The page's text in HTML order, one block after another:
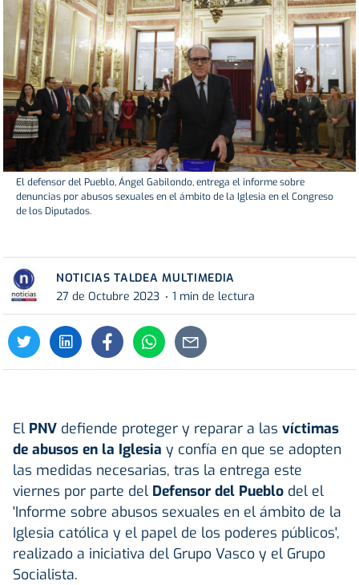
El defensor del Pueblo, Ángel Gabilondo, entrega el informe sobre
denuncias por abusos sexuales en el ámbito de la Iglesia en el Congreso
de los Diputados.
NOTICIAS TALDEA MULTIMEDIA
27 de Octubre 2023
1 min de lectura
El PNV defiende proteger y reparar a las víctimas
de abusos en la Iglesia y confía en que se adopten
las medidas necesarias, tras la entrega este
viernes por parte del Defensor del Pueblo del el
'Informe sobre abusos sexuales en el ámbito de la
Iglesia católica y el papel de los poderes públicos',
realizado a iniciativa del Grupo Vasco y el Grupo
Socialista.